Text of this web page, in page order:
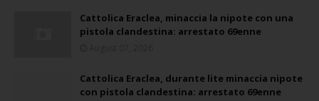
Cattolica Eraclea, minaccia la nipote con una
pistola clandestina: arrestato 69enne
Cattolica Eraclea, durante lite minaccia nipote
con pistola clandestina: arrestato 69enne